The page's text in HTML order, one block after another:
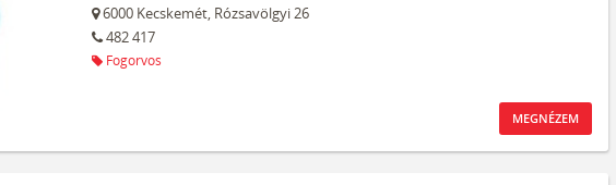
6000 Kecskemét, Rózsavölgyi 26
482 417
Fogorvos
MEGNÉZEM